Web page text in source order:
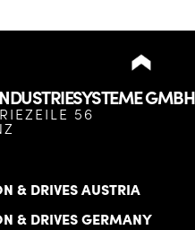
GMBH
56
& DRIVES AUSTRIA
& DRIVES GERMANY